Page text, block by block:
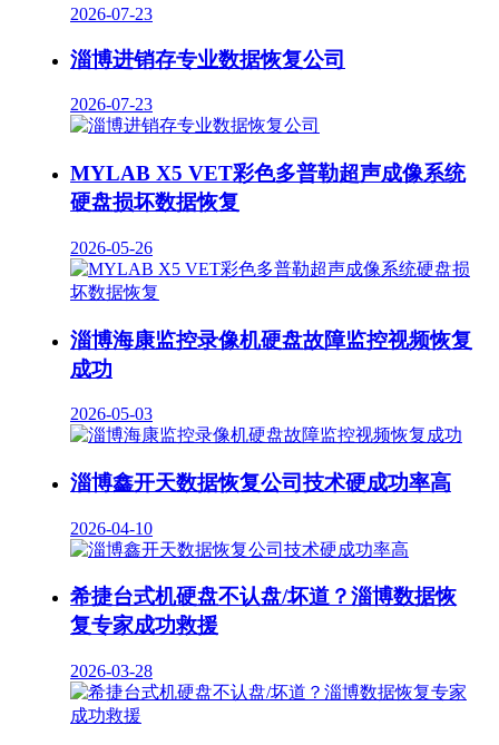
2026-07-23
淄博进销存专业数据恢复公司
2026-07-23
MYLAB X5 VET彩色多普勒超声成像系统
硬盘损坏数据恢复
2026-05-26
淄博海康监控录像机硬盘故障监控视频恢复
成功
2026-05-03
淄博鑫开天数据恢复公司技术硬成功率高
2026-04-10
希捷台式机硬盘不认盘/坏道？淄博数据恢
复专家成功救援
2026-03-28